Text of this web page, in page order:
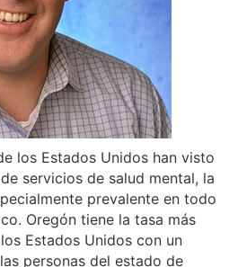
los Estados Unidos han visto
servicios de salud mental, la
prevalente en todo
Oregón tiene la tasa más
Estados Unidos con un
personas del estado de